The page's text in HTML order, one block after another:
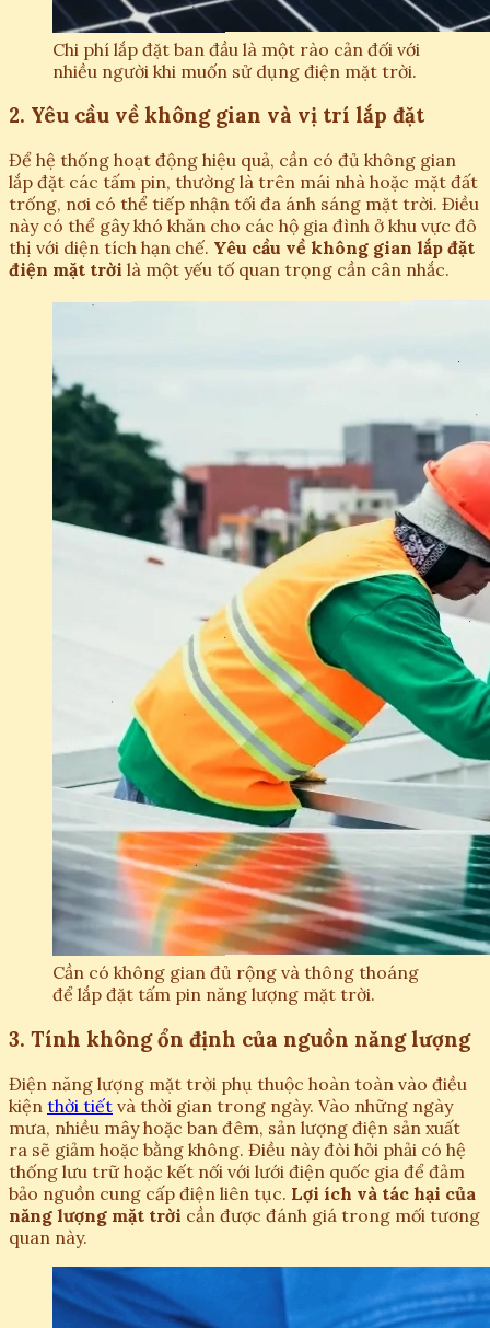
Chi phí lắp đặt ban đầu là một rào cản đối với
nhiều người khi muốn sử dụng điện mặt trời.
2. Yêu cầu về không gian và vị trí lắp đặt
Để hệ thống hoạt động hiệu quả, cần có đủ không gian
lắp đặt các tấm pin, thường là trên mái nhà hoặc mặt đất
trống, nơi có thể tiếp nhận tối đa ánh sáng mặt trời. Điều
này có thể gây khó khăn cho các hộ gia đình ở khu vực đô
thị với diện tích hạn chế. Yêu cầu về không gian lắp đặt
điện mặt trời là một yếu tố quan trọng cần cân nhắc.
Cần có không gian đủ rộng và thông thoáng
để lắp đặt tấm pin năng lượng mặt trời.
3. Tính không ổn định của nguồn năng lượng
Điện năng lượng mặt trời phụ thuộc hoàn toàn vào điều
kiện thời tiết và thời gian trong ngày. Vào những ngày
mưa, nhiều mây hoặc ban đêm, sản lượng điện sản xuất
ra sẽ giảm hoặc bằng không. Điều này đòi hỏi phải có hệ
thống lưu trữ hoặc kết nối với lưới điện quốc gia để đảm
bảo nguồn cung cấp điện liên tục. Lợi ích và tác hại của
năng lượng mặt trời cần được đánh giá trong mối tương
quan này.